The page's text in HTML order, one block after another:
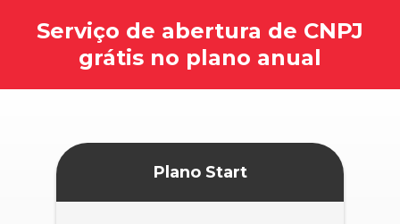
Serviço de abertura de CNPJ
grátis no plano anual
Plano Start